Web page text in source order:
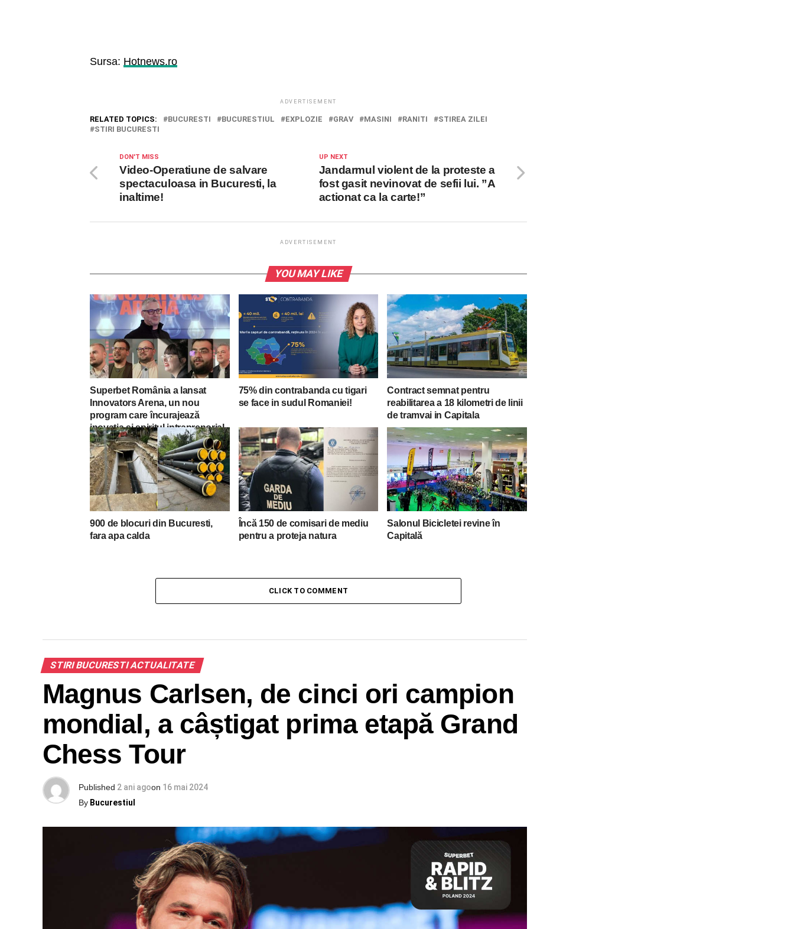
Sursa: Hotnews.ro
ADVERTISEMENT
RELATED TOPICS: BUCURESTI BUCURESTIUL EXPLOZIE GRAV MASINI RANITI
STIREA ZILEI
STIRI BUCURESTI
UP NEXT
Jandarmul violent de la proteste a
fost gasit nevinovat de sefii lui. ”A
actionat ca la carte!”
DON'T MISS
Video-Operatiune de salvare
spectaculoasa in Bucuresti, la
inaltime!
ADVERTISEMENT
YOU MAY LIKE
Superbet România a lansat
Innovators Arena, un nou
program care încurajează
inovația și spiritul intraprenorial
75% din contrabanda cu tigari
se face in sudul Romaniei!
Contract semnat pentru
reabilitarea a 18 kilometri de linii
de tramvai in Capitala
900 de blocuri din Bucuresti,
fara apa calda
Încă 150 de comisari de mediu
pentru a proteja natura
Salonul Bicicletei revine în
Capitală
CLICK TO COMMENT
STIRI BUCURESTI ACTUALITATE
Magnus Carlsen, de cinci ori campion
mondial, a câștigat prima etapă Grand
Chess Tour
Published 2 ani agoon 16 mai 2024
By Bucurestiul